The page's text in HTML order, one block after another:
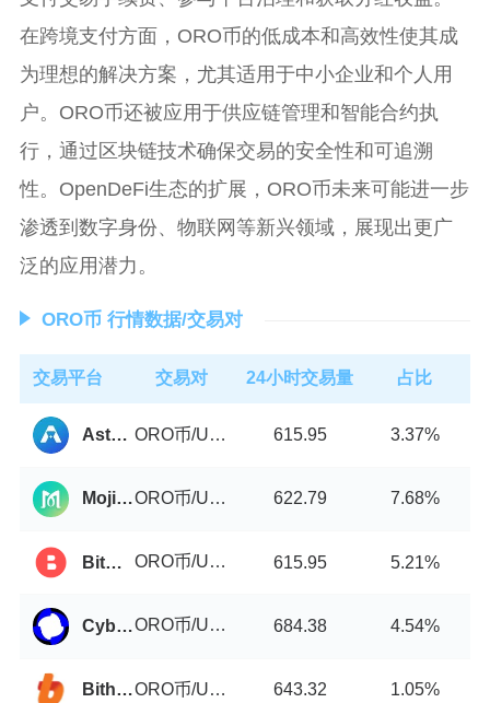
在跨境支付方面，ORO币的低成本和高效性使其成
为理想的解决方案，尤其适用于中小企业和个人用
户。ORO币还被应用于供应链管理和智能合约执
行，通过区块链技术确保交易的安全性和可追溯
性。OpenDeFi生态的扩展，ORO币未来可能进一步
渗透到数字身份、物联网等新兴领域，展现出更广
泛的应用潜力。
ORO币 行情数据/交易对
交易平台 交易对 24小时交易量 占比
Astroport ORO币/USDT 615.95 3.37%
MojitoSwap ORO币/USDT 622.79 7.68%
BitStorage ORO币/USDT 615.95 5.21%
Cyberperp ORO币/USDT 684.38 4.54%
Bithumb ORO币/USDT 643.32 1.05%